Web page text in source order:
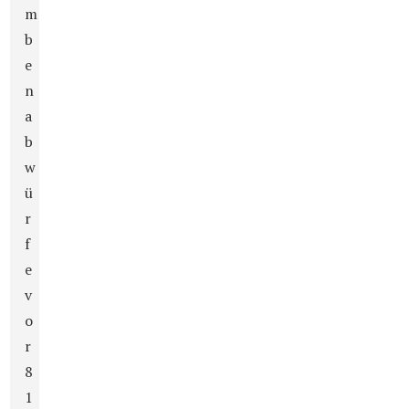
m
b
e
n
a
b
w
ü
r
f
e
v
o
r
8
1